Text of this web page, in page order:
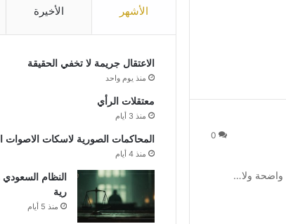
0
واضحة ولا…
الأشهر الأخيرة
الاعتقال جريمة لا تخفي الحقيقة
منذ يوم واحد
معتقلات الرأي
منذ 3 أيام
المحاكمات الصورية لاسكات الاصوات
منذ 4 أيام
النظام
رية
منذ 5 أيام